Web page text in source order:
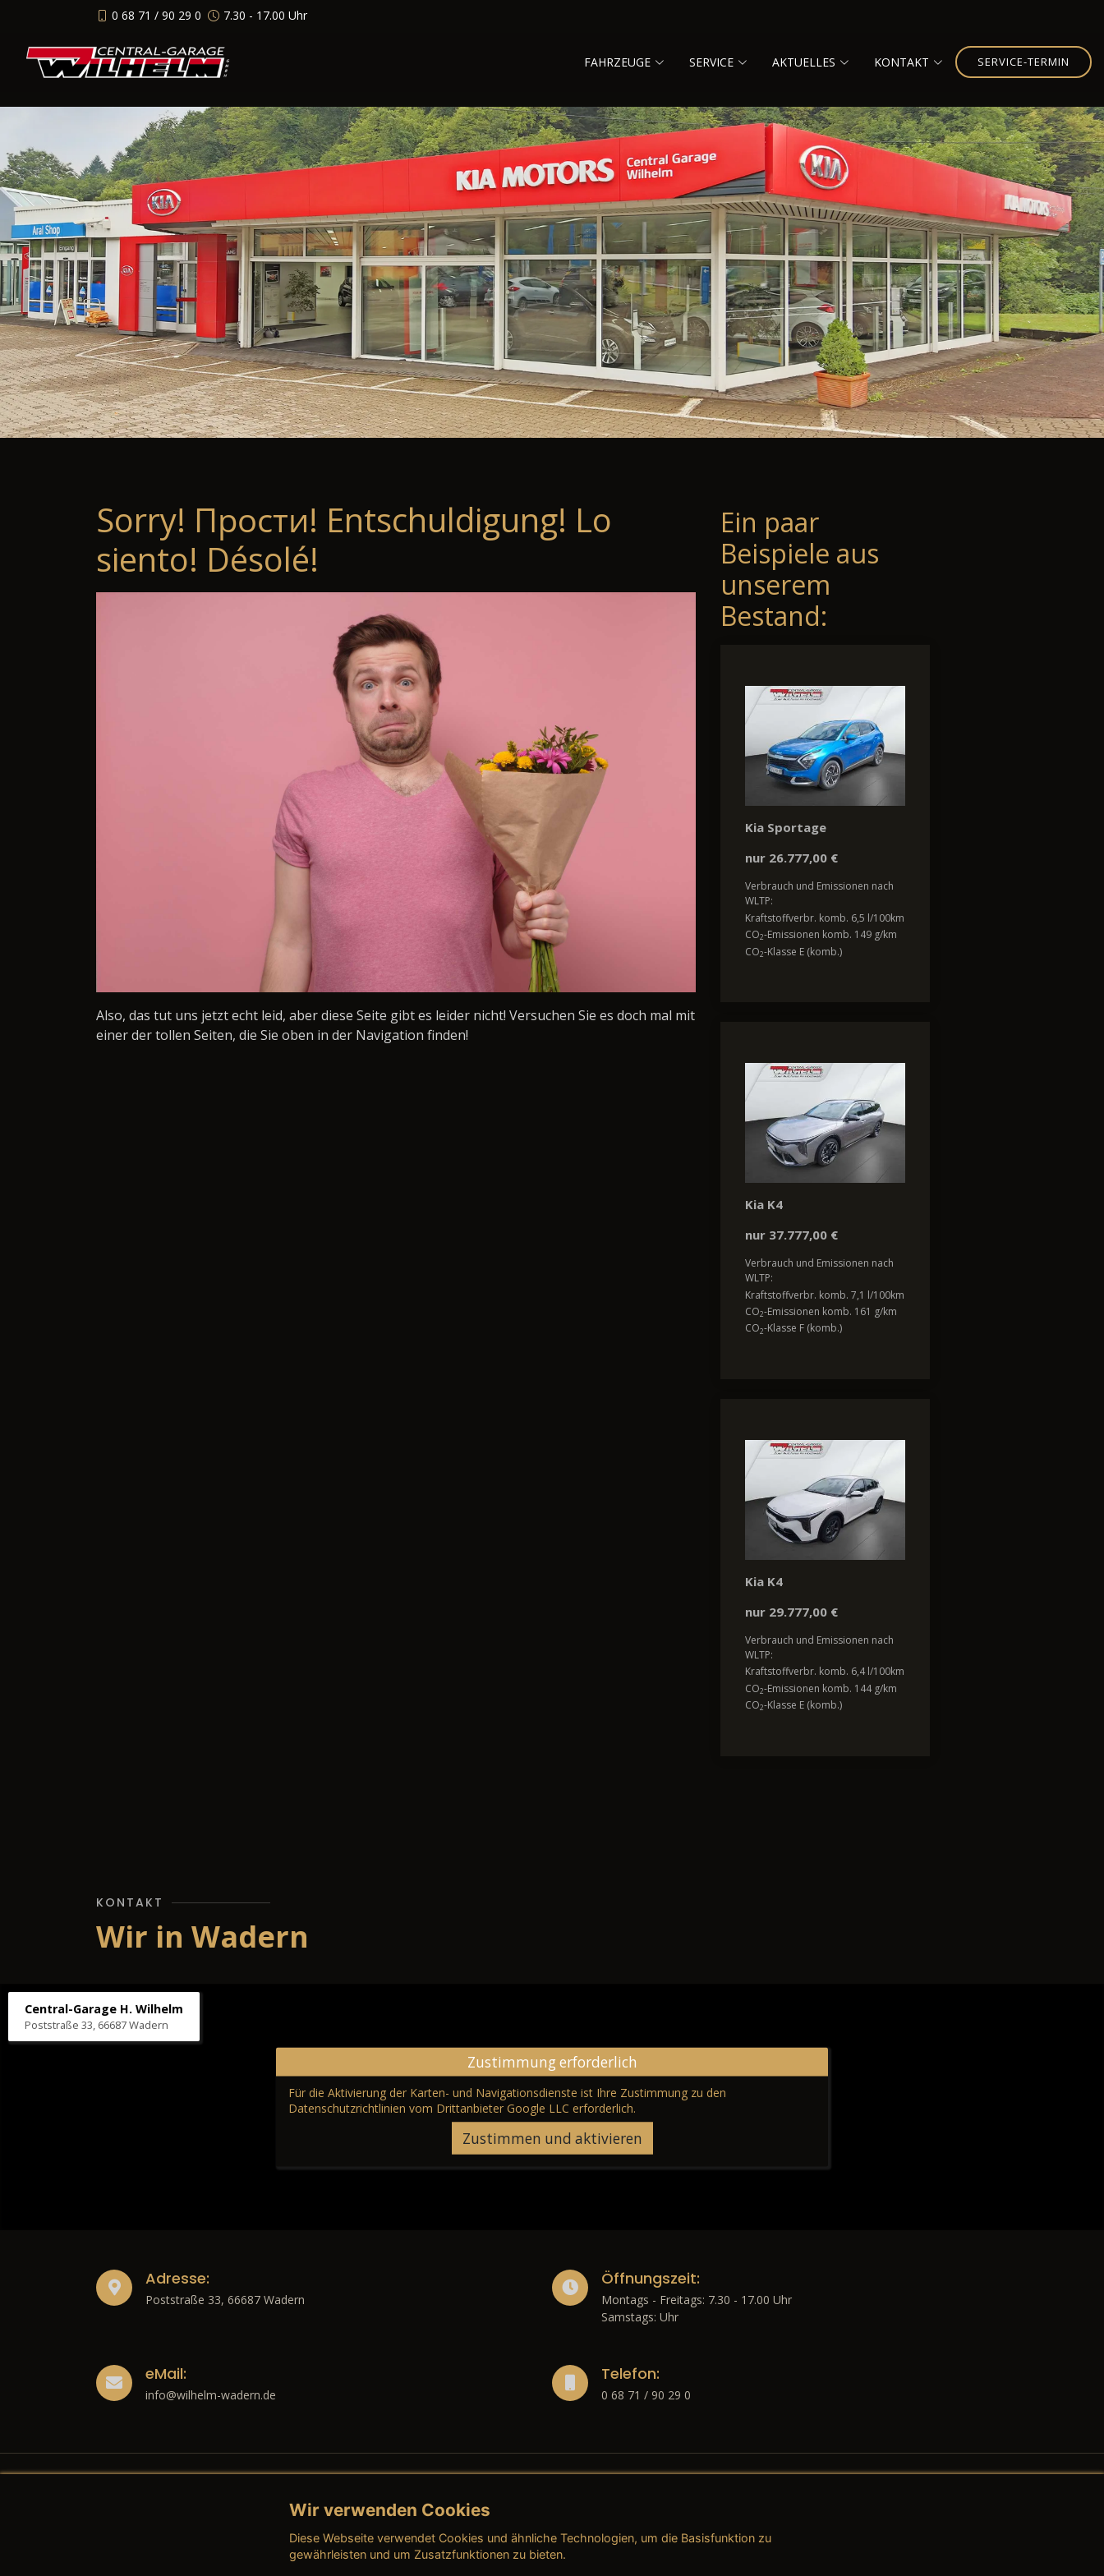
0 68 71 / 90 29 0 7.30 - 17.00 Uhr
FAHRZEUGE SERVICE AKTUELLES KONTAKT SERVICE-TERMIN
Sorry! Прости! Entschuldigung! Lo
siento! Désolé!
Also, das tut uns jetzt echt leid, aber diese Seite gibt es leider nicht! Versuchen Sie es doch mal mit
einer der tollen Seiten, die Sie oben in der Navigation finden!
Ein paar
Beispiele aus
unserem
Bestand:
Kia Sportage
nur 26.777,00 €
Verbrauch und Emissionen nach
WLTP:
Kraftstoffverbr. komb. 6,5 l/100km
CO2-Emissionen komb. 149 g/km
CO2-Klasse E (komb.)
Kia K4
nur 37.777,00 €
Verbrauch und Emissionen nach
WLTP:
Kraftstoffverbr. komb. 7,1 l/100km
CO2-Emissionen komb. 161 g/km
CO2-Klasse F (komb.)
Kia K4
nur 29.777,00 €
Verbrauch und Emissionen nach
WLTP:
Kraftstoffverbr. komb. 6,4 l/100km
CO2-Emissionen komb. 144 g/km
CO2-Klasse E (komb.)
KONTAKT
Wir in Wadern
Central-Garage H. Wilhelm
Poststraße 33, 66687 Wadern
Zustimmung erforderlich
Für die Aktivierung der Karten- und Navigationsdienste ist Ihre Zustimmung zu den
Datenschutzrichtlinien vom Drittanbieter Google LLC erforderlich.
Zustimmen und aktivieren
Adresse:
Poststraße 33, 66687 Wadern
Öffnungszeit:
Montags - Freitags: 7.30 - 17.00 Uhr
Samstags: Uhr
eMail:
info@wilhelm-wadern.de
Telefon:
0 68 71 / 90 29 0
Rechtliches
→ Impressum
→ AGB (Neuwagen)
→ AGB (Teile & Zubehör)
Wir verwenden Cookies
Diese Webseite verwendet Cookies und ähnliche Technologien, um die Basisfunktion zu
gewährleisten und um Zusatzfunktionen zu bieten.